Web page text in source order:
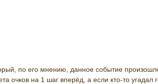
по его мнению, данное событие
очков на 1 шаг вперёд, а если кто-то угадал